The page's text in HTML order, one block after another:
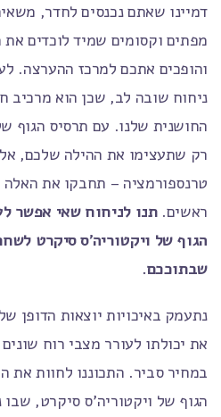
דמיינו שאתם נכנסים לחדר,
מפתים וקסומים שמיד לוכדים
והופכים אתכם למרכז ההערצה.
ניחוח שובה לב, שכן הוא מרכיב
החושנית שלנו. עם תרסיס הגוף
רק שתעצימו את ההילה שלכם,
טרנספורמציה – תחבקו את האלה
ראשים.תנו לניחוח שאי אפשר
הגוף של ויקטוריה'ס סיקרט
שבתוככם.
נתעמק באיכויות יוצאות הדופן
את יכולתו לעורר מצבי רוח
במחיר סביר. התכוננו לחוות את
הגוף של ויקטוריה'ס סיקרט, שבו